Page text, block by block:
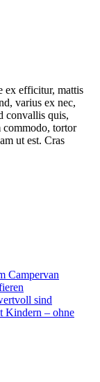
ex efficitur, mattis
varius ex nec,
convallis quis,
tortor
ut est. Cras
Campervan
sind
Kindern – ohne